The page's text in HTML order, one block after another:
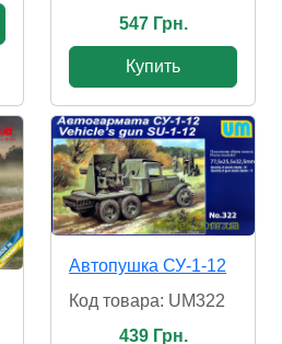
547 Грн.
Купить
Автопушка СУ-1-12
Код товара: UM322
439 Грн.